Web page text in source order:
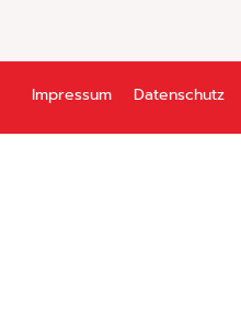
Impressum Datenschutz